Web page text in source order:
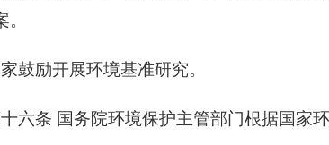
鼓励开展环境基准研究。
六条 国务院环境保护主管部门根据国家